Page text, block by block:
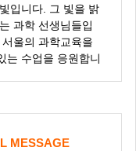
입니다. 그 빛을 밝
과학 선생님들입
울의 과학교육을
는 수업을 응원합니
MESSAGE